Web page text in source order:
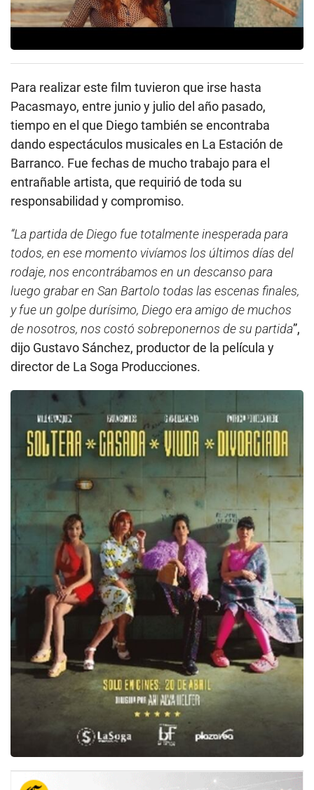
Para realizar este film tuvieron que irse hasta
Pacasmayo, entre junio y julio del año pasado,
tiempo en el que Diego también se encontraba
dando espectáculos musicales en La Estación de
Barranco. Fue fechas de mucho trabajo para el
entrañable artista, que requirió de toda su
responsabilidad y compromiso.
“La partida de Diego fue totalmente inesperada para
todos, en ese momento vivíamos los últimos días del
rodaje, nos encontrábamos en un descanso para
luego grabar en San Bartolo todas las escenas finales,
y fue un golpe durísimo, Diego era amigo de muchos
de nosotros, nos costó sobreponernos de su partida”,
dijo Gustavo Sánchez, productor de la película y
director de La Soga Producciones.